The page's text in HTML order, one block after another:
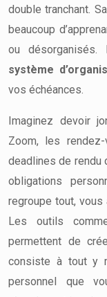
double tranchant.
beaucoup
ou
système
vos échéances.
Imaginez devoir
Zoom, les
deadlines de rendu
obligations
regroupe tout, vous
Les outils
permettent de
consiste à tout y
personnel que